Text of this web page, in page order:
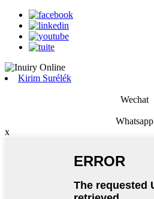
Kirim Surélék
Wechat
Whatsapp
x